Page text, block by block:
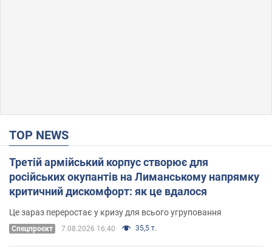
TOP NEWS
Третій армійський корпус створює для
російських окупантів на Лиманському напрямку
критичний дискомфорт: як це вдалося
Це зараз переростає у кризу для всього угруповання
Cпецпроєкт 7.08.2026 16:40 35,5 т.